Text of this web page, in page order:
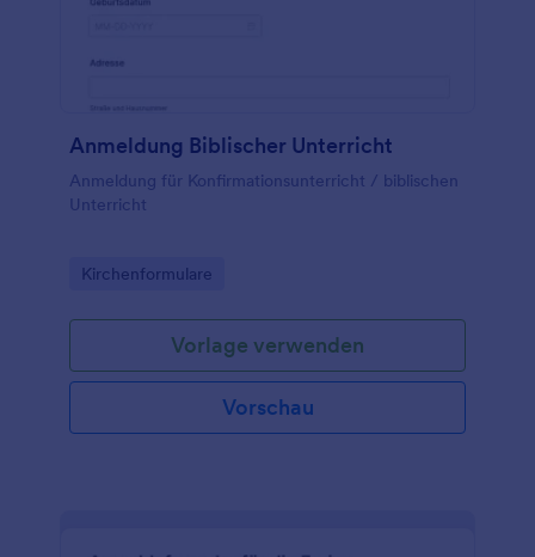
Anmeldung Biblischer Unterricht
Anmeldung für Konfirmationsunterricht / biblischen
Unterricht
Go to Category:
Kirchenformulare
Vorlage verwenden
Vorschau